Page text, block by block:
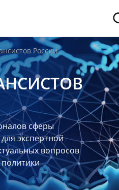
России
сферы
экспертной
вопросов